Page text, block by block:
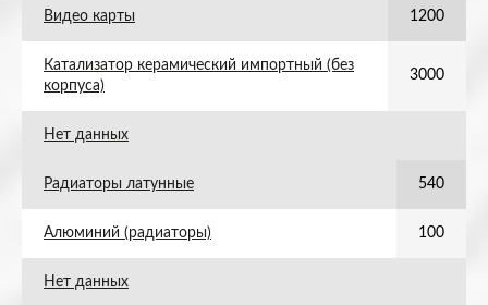
Видео карты 1200
Катализатор керамический импортный (без
корпуса)
3000
Нет данных
Радиаторы латунные 540
Алюминий (радиаторы) 100
Нет данных